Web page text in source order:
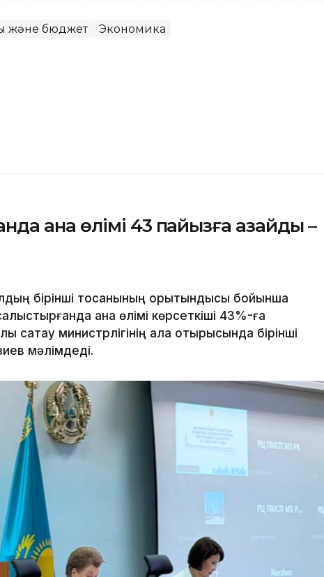
және бюджет Экономика
ана өлімі 43 пайызға азайды –
бірінші тоқсанының қорытындысы бойынша
ана өлімі көрсеткіші 43%-ға
сақтау министрлігінің алқа отырысында бірінші
мәлімдеді.